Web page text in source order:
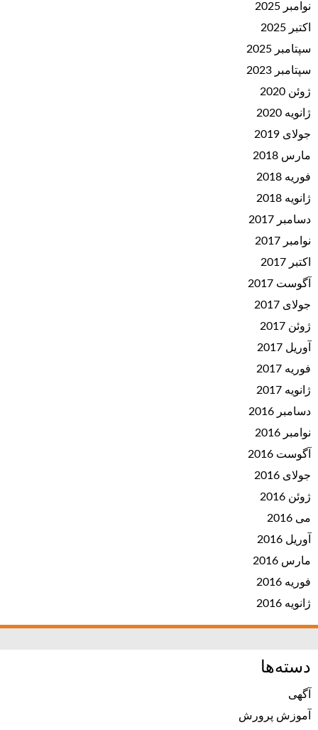
نوامبر 2025
اکتبر 2025
سپتامبر 2025
سپتامبر 2023
ژوئن 2020
ژانویه 2020
جولای 2019
مارس 2018
فوریه 2018
ژانویه 2018
دسامبر 2017
نوامبر 2017
اکتبر 2017
آگوست 2017
جولای 2017
ژوئن 2017
آوریل 2017
فوریه 2017
ژانویه 2017
دسامبر 2016
نوامبر 2016
آگوست 2016
جولای 2016
ژوئن 2016
می 2016
آوریل 2016
مارس 2016
فوریه 2016
ژانویه 2016
دسته‌ها
آگهی
آموزش پرورش